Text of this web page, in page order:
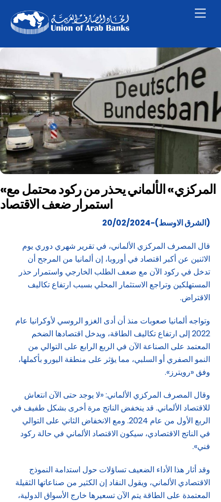
content
«المركزي» الألماني يحذر من ركود محتمل مع
استمرار ضعف الاقتصاد
(الشرق الاوسط)-20/02/2024
قال المصرف المركزي الألماني، في تقرير شهري دوري يوم
الاثنين عن أكبر اقتصاد في أوروبا، إن ألمانيا من المرجح أن
تدخل في ركود الآن مع ضعف الطلب الخارجي واستمرار حذر
المستهلكين وتراجع الاستثمار المحلي بسبب ارتفاع تكاليف
الاقتراض.
وتواجه ألمانيا صعوبات منذ أن أدى الغزو الروسي لأوكرانيا عام
2022 إلى ارتفاع تكاليف الطاقة، ويدخل اقتصادها الضخم
المعتمد على الصناعة الآن في الربع الرابع على التوالي من
النمو الصفري أو السلبي، مما يؤثر على منطقة اليورو بأكملها،
وفق «رويترز».
وقال المصرف المركزي الألماني: «لا يوجد حتى الآن انتعاش
للاقتصاد الألماني. قد ينخفض الناتج مرة أخرى بشكل طفيف في
الربع الأول من عام 2024. ومع الانخفاض الثاني على التوالي
في الناتج الاقتصادي، سيكون الاقتصاد الألماني في حالة ركود
فني».
وقد أثار هذا الأداء الضعيف تساؤلات حول استدامة النموذج
الاقتصادي الألماني، ويقول النقاد إن الكثير من صناعاتها الثقيلة
المعتمدة على الطاقة يتم الآن تسعيرها خارج الأسواق الدولية،